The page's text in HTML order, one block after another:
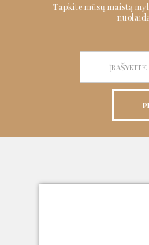
Tapkite mūsų maistą